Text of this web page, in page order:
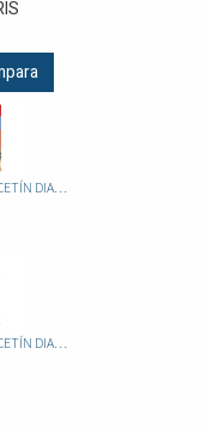
HERBI FEET CALCETÍN DIAVITAL ALTO RENDIMIENTO
HERBI FEET CALCETÍN DIAVITAL REGENACTIV